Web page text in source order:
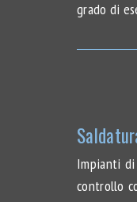
grado di
Impianti
controllo